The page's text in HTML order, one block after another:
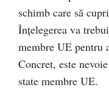
schimb care să
Înțelegerea va
membre UE pentru
Concret, este
state membre UE.